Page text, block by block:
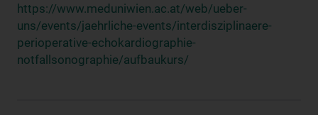
https://www.meduniwien.ac.at/web/ueber-
uns/events/jaehrliche-events/interdisziplinaere-
perioperative-echokardiographie-
notfallsonographie/aufbaukurs/